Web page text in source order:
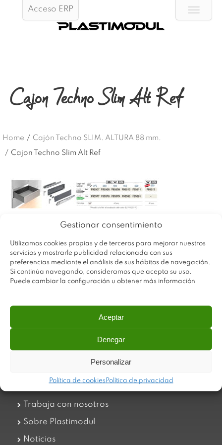
Gestionar consentimiento
Utilizamos cookies propias y de terceros para mejorar nuestros
servicios y mostrarle publicidad relacionada con sus
preferencias mediante el análisis de sus hábitos de navegación.
Si continúa navegando, consideramos que acepta su uso.
Puede cambiar la configuración u obtener más información
Aceptar
Denegar
Personalizar
Política de cookies Política de privacidad
Acceso ERP
Cajon Techno Slim Alt Ref
Home / Cajón Techno SLIM. ALTURA 88 mm.
/ Cajon Techno Slim Alt Ref
Plastimodul tiene como objetivo ofrecer productos
innovadores y de máxima calidad, invirtiendo con decisión
calidad y el mejor servicio a nuestros clientes.
Trabaja con nosotros
Sobre Plastimodul
Noticias